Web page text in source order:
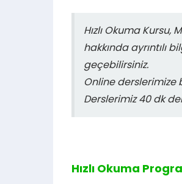
Hızlı Okuma Kursu,
hakkında ayrıntılı
geçebilirsiniz.
Online derslerimize
Derslerimiz 40 dk
Hızlı Okuma